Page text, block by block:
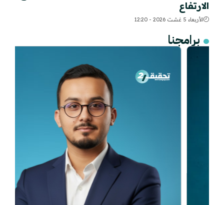
الارتفاع
الأربعاء 5 غشت 2026 - 12:20
برامجنا